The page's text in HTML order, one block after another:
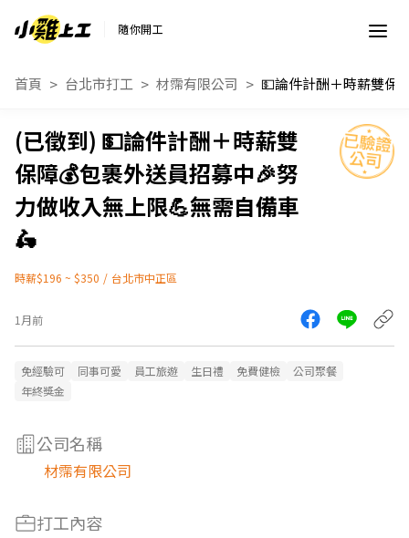
隨你開工
首頁 台北市打工 材霈有限公司
💵論件計酬＋時薪雙
保障💰包裹外送員招募中🎉努
力做收入無上限💪無需自備車
🛵
時薪$196 ~ $350 / 台北市中正區
1月前
免經驗可 同事可愛 員工旅遊 生日禮 免費健檢
公司聚餐
年終獎金
公司名稱
材霈有限公司
打工內容